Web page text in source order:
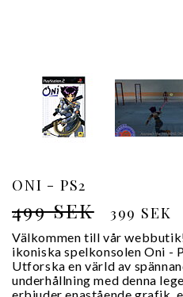
ONI - PS2
499 SEK 399 SEK
Välkommen till vår
ikoniska spelkonsolen Oni
Utforska en värld av
underhållning med denna